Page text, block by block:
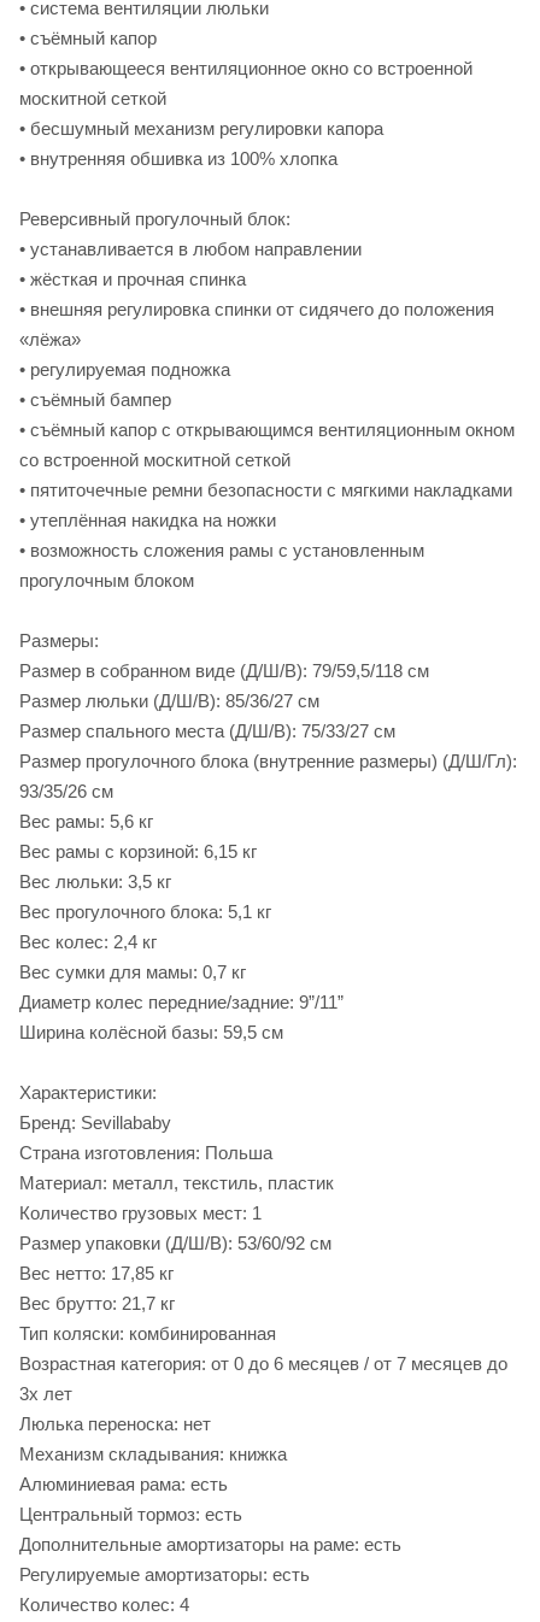
• система вентиляции люльки
• съёмный капор
• открывающееся вентиляционное окно со встроенной
москитной сеткой
• бесшумный механизм регулировки капора
• внутренняя обшивка из 100% хлопка
Реверсивный прогулочный блок:
• устанавливается в любом направлении
• жёсткая и прочная спинка
• внешняя регулировка спинки от сидячего до положения
«лёжа»
• регулируемая подножка
• съёмный бампер
• съёмный капор с открывающимся вентиляционным окном
со встроенной москитной сеткой
• пятиточечные ремни безопасности с мягкими накладками
• утеплённая накидка на ножки
• возможность сложения рамы с установленным
прогулочным блоком
Размеры:
Размер в собранном виде (Д/Ш/В): 79/59,5/118 см
Размер люльки (Д/Ш/В): 85/36/27 см
Размер спального места (Д/Ш/В): 75/33/27 см
Размер прогулочного блока (внутренние размеры) (Д/Ш/Гл):
93/35/26 см
Вес рамы: 5,6 кг
Вес рамы с корзиной: 6,15 кг
Вес люльки: 3,5 кг
Вес прогулочного блока: 5,1 кг
Вес колес: 2,4 кг
Вес сумки для мамы: 0,7 кг
Диаметр колес передние/задние: 9”/11”
Ширина колёсной базы: 59,5 см
Характеристики:
Бренд: Sevillababy
Страна изготовления: Польша
Материал: металл, текстиль, пластик
Количество грузовых мест: 1
Размер упаковки (Д/Ш/В): 53/60/92 см
Вес нетто: 17,85 кг
Вес брутто: 21,7 кг
Тип коляски: комбинированная
Возрастная категория: от 0 до 6 месяцев / от 7 месяцев до
3х лет
Люлька переноска: нет
Механизм складывания: книжка
Алюминиевая рама: есть
Центральный тормоз: есть
Дополнительные амортизаторы на раме: есть
Регулируемые амортизаторы: есть
Количество колес: 4